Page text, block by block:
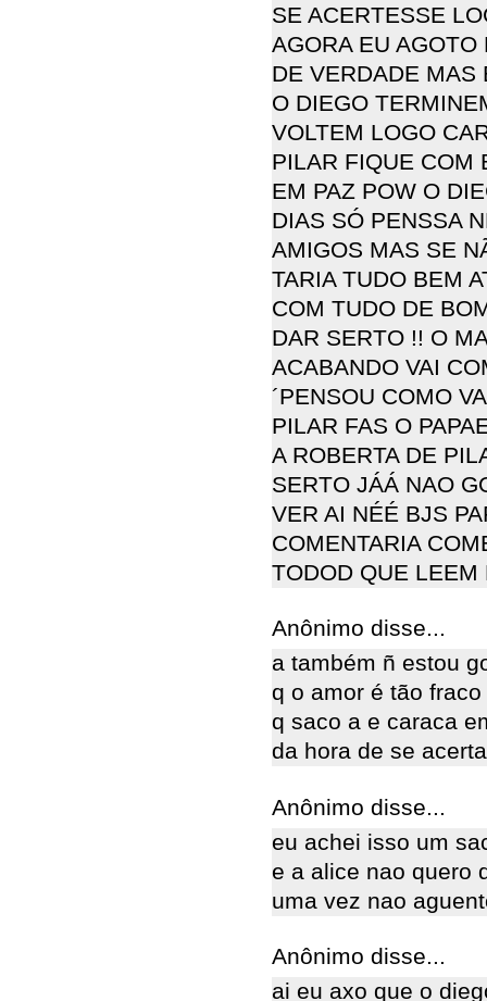
SE ACERTESSE
AGORA EU
DE VERDADE MAS
O DIEGO
VOLTEM LOGO
PILAR FIQUE COM
EM PAZ POW O
DIAS SÓ PENSSA
AMIGOS MAS SE
TARIA TUDO BEM
COM TUDO DE
DAR SERTO !! O
ACABANDO VAI
´PENSOU COMO
PILAR FAS O
A ROBERTA DE
SERTO JÁÁ NAO
VER AI NÉÉ BJS
COMENTARIA
TODOD QUE
Anônimo disse...
a também ñ estou
q o amor é tão
q saco a e caraca
da hora de se
Anônimo disse...
eu achei isso um
e a alice nao quero
uma vez nao
Anônimo disse...
ai eu axo que o